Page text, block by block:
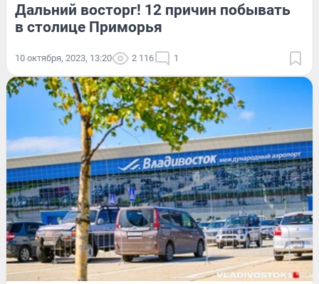
Дальний восторг! 12 причин побывать
в столице Приморья
10 октября, 2023, 13:20 2 116 1